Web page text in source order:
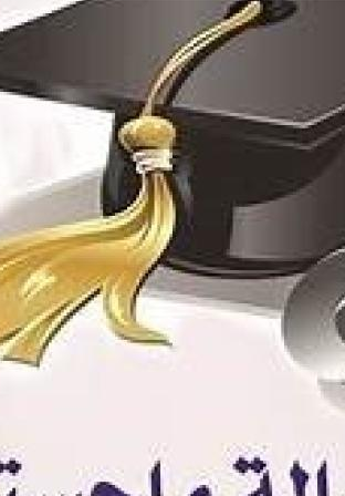
وحدات
عن الوحدة
أنشطة الوحدة
الهيكل الادارى للوحدة
رسالة و أهداف الوحدة
سياسة الجودة المتكاملة
وحدة الخدمات
التعليم
وحدة التعليم
التسجيل فى وحدة التعليم الالكترونى
المراكز ذات
مركز الإرشاد الزراعي
مركز بحوث ودراسات التنمية الريفية (CRDRS)
مركز تكنولوجيا الإنتاج